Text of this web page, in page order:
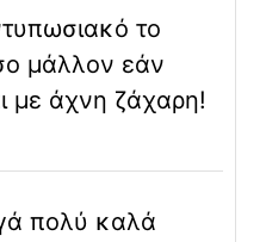
το
μάλλον εάν
με άχνη ζάχαρη!
πολύ καλά